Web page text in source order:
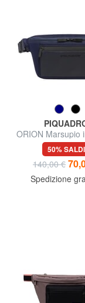
ORION Marsupio
tessuto
50% SALDI
140,00 €
Spedizione